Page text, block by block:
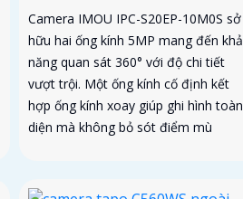
Camera IMOU IPC-S20EP-10M0S sở
hữu hai ống kính 5MP mang đến khả
năng quan sát 360° với độ chi tiết
vượt trội. Một ống kính cố định kết
hợp ống kính xoay giúp ghi hình toàn
diện mà không bỏ sót điểm mù